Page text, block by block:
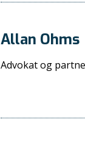
Allan Ohms
Advokat og